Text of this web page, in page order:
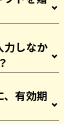
力しなか
、有効期